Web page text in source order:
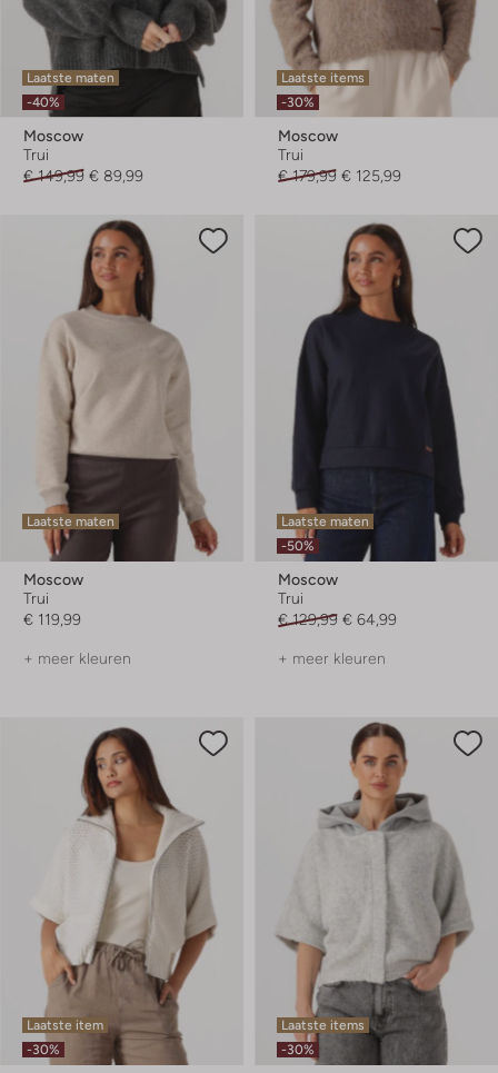
Laatste maten
-40%
Moscow
Trui
€ 149,99 € 89,99
Laatste items
-30%
Moscow
Trui
€ 179,99 € 125,99
Laatste maten
Moscow
Trui
€ 119,99
+ meer kleuren
Laatste maten
-50%
Moscow
Trui
€ 129,99 € 64,99
+ meer kleuren
Laatste item
-30%
Laatste items
-30%